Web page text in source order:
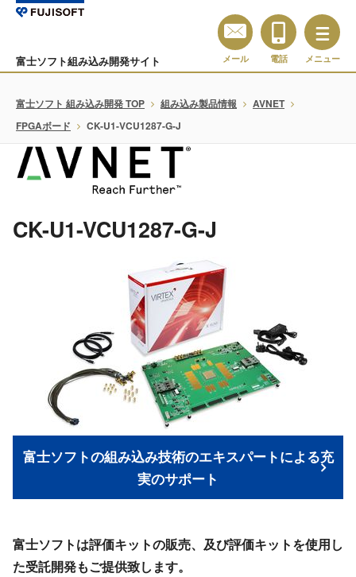
富士ソフト組み込み開発サイト メール 電話 メニュー
富士ソフト 組み込み開発 TOP 組み込み製品情報
AVNET
FPGAボード
CK-U1-VCU1287-G-J
CK-U1-VCU1287-G-J
富士ソフトの組み込み技術のエキスパートによる充
実のサポート
富士ソフトは評価キットの販売、及び評価キットを使用し
た受託開発もご提供致します。